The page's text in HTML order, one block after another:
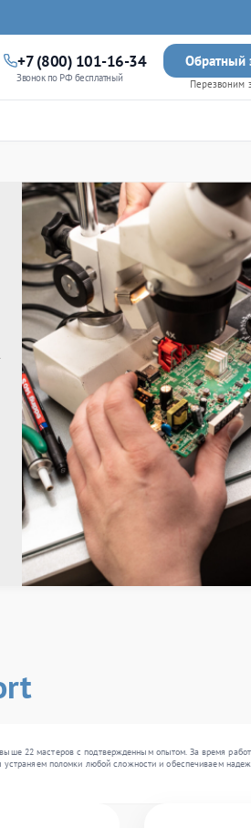
+7 (800) 101-16-34
Звонок по РФ бесплатный
Обратный
Перезвоним
22 мастеров с подтвержденным опытом. За время
поломки любой сложности и обеспечиваем